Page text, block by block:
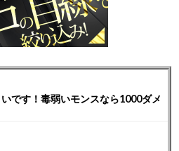
です！毒弱いモンスなら1000ダメ